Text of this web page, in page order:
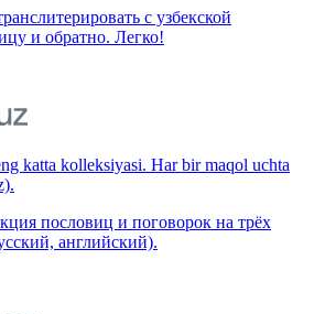
с узбекской
и обратно. Легко!
katta kolleksiyasi. Har bir maqol uchta
пословиц и поговорок на трёх
английский).